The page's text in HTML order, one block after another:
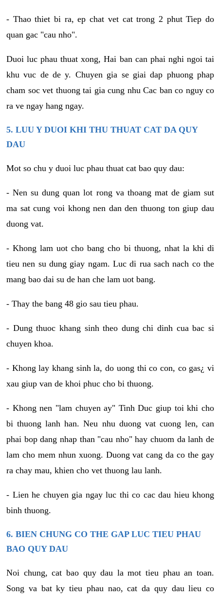
- Thao thiet bi ra, ep chat vet cat trong 2 phut Tiep do
quan gac "cau nho".
Duoi luc phau thuat xong, Hai ban can phai nghi ngoi tai
khu vuc de de y. Chuyen gia se giai dap phuong phap
cham soc vet thuong tai gia cung nhu Cac ban co nguy co
ra ve ngay hang ngay.
5. LUU Y DUOI KHI THU THUAT CAT DA QUY
DAU
Mot so chu y duoi luc phau thuat cat bao quy dau:
- Nen su dung quan lot rong va thoang mat de giam sut
ma sat cung voi khong nen dan den thuong ton giup dau
duong vat.
- Khong lam uot cho bang cho bi thuong, nhat la khi di
tieu nen su dung giay ngam. Luc di rua sach nach co the
mang bao dai su de han che lam uot bang.
- Thay the bang 48 gio sau tieu phau.
- Dung thuoc khang sinh theo dung chi dinh cua bac si
chuyen khoa.
- Khong lay khang sinh la, do uong thi co con, co gas¿ vi
xau giup van de khoi phuc cho bi thuong.
- Khong nen "lam chuyen ay" Tinh Duc giup toi khi cho
bi thuong lanh han. Neu nhu duong vat cuong len, can
phai bop dang nhap than "cau nho" hay chuom da lanh de
lam cho mem nhun xuong. Duong vat cang da co the gay
ra chay mau, khien cho vet thuong lau lanh.
- Lien he chuyen gia ngay luc thi co cac dau hieu khong
binh thuong.
6. BIEN CHUNG CO THE GAP LUC TIEU PHAU
BAO QUY DAU
Noi chung, cat bao quy dau la mot tieu phau an toan.
Song va bat ky tieu phau nao, cat da quy dau lieu co